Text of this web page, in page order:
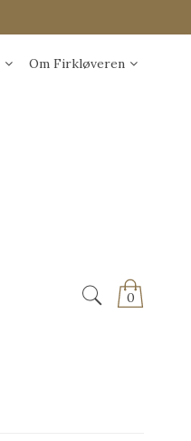
Om Firkløveren
0